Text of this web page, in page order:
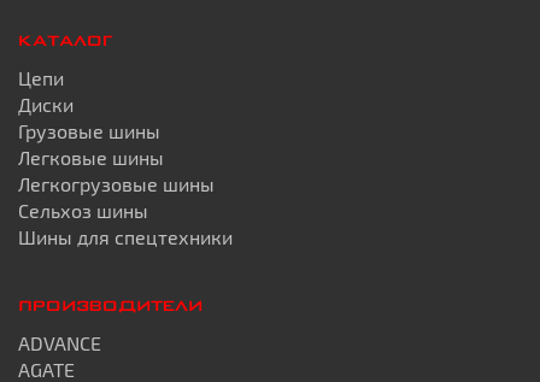
КАТАЛОГ
Цепи
Диски
Грузовые шины
Легковые шины
Легкогрузовые шины
Сельхоз шины
Шины для спецтехники
ПРОИЗВОДИТЕЛИ
ADVANCE
AGATE